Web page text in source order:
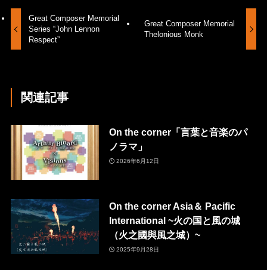
Great Composer Memorial
Series “John Lennon
Respect”
Great Composer Memorial
Thelonious Monk
関連記事
On the corner「言葉と音楽のパ
ノラマ」
2026年6月12日
On the corner Asia＆ Pacific
International ~火の国と風の城
（火之國與風之城）~
2025年9月28日